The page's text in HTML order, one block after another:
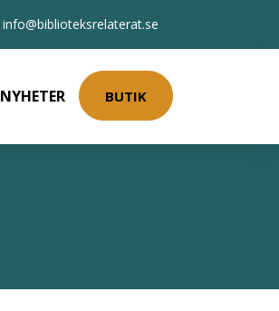
info@biblioteksrelaterat.se
NYHETER BUTIK